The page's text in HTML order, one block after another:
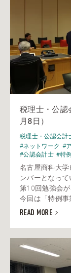
税理士・公認
月8日）
税理士・公認会計
#ネットワーク #
#公認会計士 #特
名古屋商科大
ンバーとなっ
第10回勉強会
今回は「特例事
READ MORE